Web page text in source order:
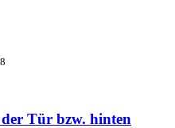
der Tür bzw. hinten